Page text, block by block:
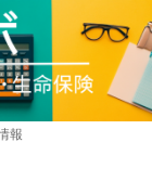
報